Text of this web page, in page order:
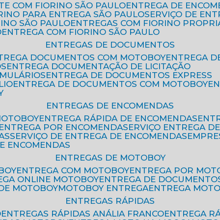
COM FIORINO SÃO PAULO
ENTREGA DE
PARA ENTREGA SÃO PAULO
SERVIÇO DE
SÃO PAULO
ENTREGAS COM FIORINO
ENTREGA COM FIORINO SÃO PAULO
ENTREGAS DE DOCUMENTOS
DOCUMENTOS COM MOTOBOY
ENTREGA
ENTREGA DOCUMENTAÇÃO DE LICITAÇÃO
ENTREGA DE DOCUMENTOS EXPRESS
ENTREGA DE DOCUMENTOS COM MOTOBOY
ENTREGAS DE ENCOMENDAS
ENTREGA RÁPIDA DE ENCOMENDAS
ENTREGA POR ENCOMENDA
SERVIÇO ENTREGA
SERVIÇO DE ENTREGA DE ENCOMENDAS
ENCOMENDAS
ENTREGAS DE MOTOBOY
ENTREGA COM MOTOBOY
ENTREGA POR
ONLINE MOTOBOY
ENTREGA DE
MOTOBOY
MOTOBOY ENTREGA
ENTREGA
ENTREGAS RÁPIDAS
ENTREGAS RÁPIDAS ANÁLIA FRANCO
ENTREGA